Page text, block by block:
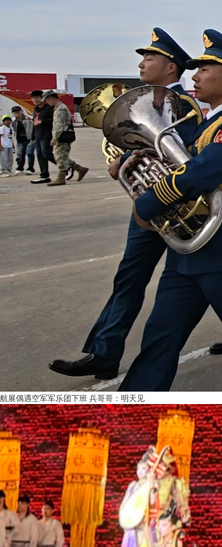
航展偶遇空军军乐团下班 兵哥哥：明天见